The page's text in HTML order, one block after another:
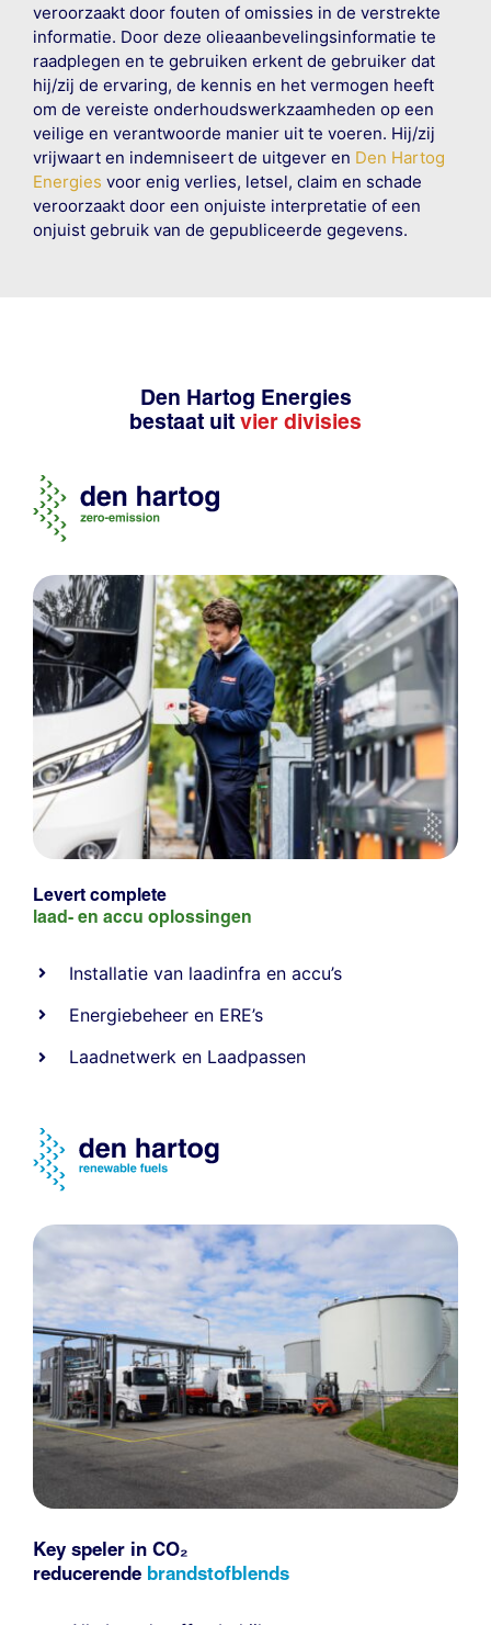
veroorzaakt door fouten of omissies in de verstrekte
informatie. Door deze olieaanbevelingsinformatie te
raadplegen en te gebruiken erkent de gebruiker dat
hij/zij de ervaring, de kennis en het vermogen heeft
om de vereiste onderhoudswerkzaamheden op een
veilige en verantwoorde manier uit te voeren. Hij/zij
vrijwaart en indemniseert de uitgever en Den Hartog
Energies voor enig verlies, letsel, claim en schade
veroorzaakt door een onjuiste interpretatie of een
onjuist gebruik van de gepubliceerde gegevens.
Den Hartog Energies
bestaat uit vier divisies
Levert complete
laad- en accu oplossingen
Installatie van laadinfra en accu’s
Energiebeheer en ERE’s
Laadnetwerk en Laadpassen
Key speler in CO₂
reducerende brandstofblends